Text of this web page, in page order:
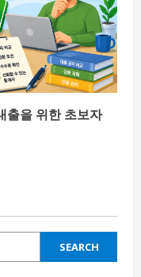
출을 위한 초보자
SEARCH